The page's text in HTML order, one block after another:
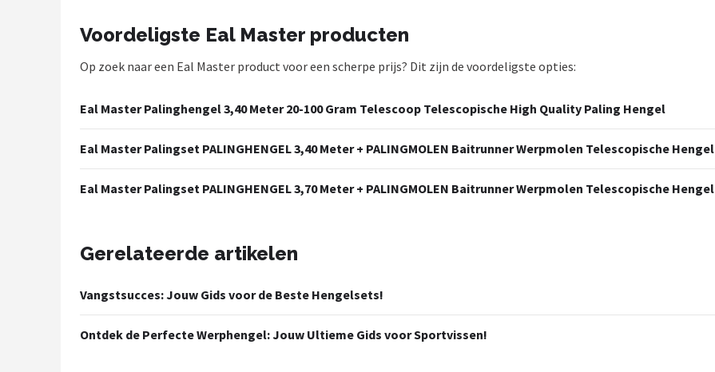
Fox Rage
Rozemeijer
Gamakatsu
Voordeligste Eal Master producten
Op zoek naar een Eal Master product voor een scherpe prijs? Dit zijn de voordeligste opties:
Eal Master Palinghengel 3,40 Meter 20-100 Gram Telescoop Telescopische High Quality Paling Hengel
Eal Master Palingset PALINGHENGEL 3,40 Meter + PALINGMOLEN Baitrunner Werpmolen Telescopische Hengel
Eal Master Palingset PALINGHENGEL 3,70 Meter + PALINGMOLEN Baitrunner Werpmolen Telescopische Hengel
Gerelateerde artikelen
Vangstsucces: Jouw Gids voor de Beste Hengelsets!
Ontdek de Perfecte Werphengel: Jouw Ultieme Gids voor Sportvissen!